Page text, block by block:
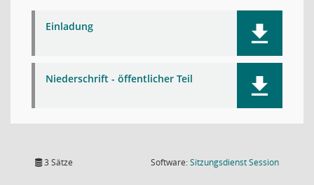
Einladung
Niederschrift - öffentlicher Teil
3 Sätze Software:SitzungsdienstSession(Wird in